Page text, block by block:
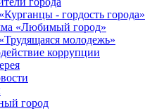
- гордость города»
«Любимый город»
молодежь»
коррупции
город